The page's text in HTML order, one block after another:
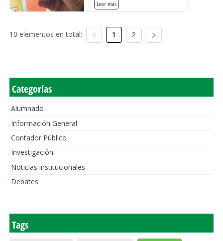
Leer más
10 elementos en total: 1 2
Categorías
Alumnado
Información General
Contador Público
Investigación
Noticias institucionales
Debates
Tags